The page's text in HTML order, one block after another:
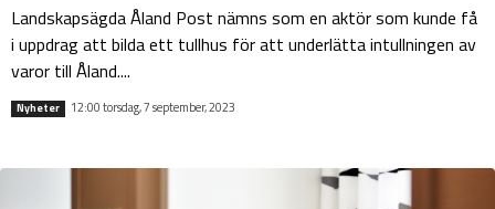
Landskapsägda Åland Post nämns som en aktör som kunde få
i uppdrag att bilda ett tullhus för att underlätta intullningen av
varor till Åland....
Nyheter 12:00 torsdag, 7 september, 2023